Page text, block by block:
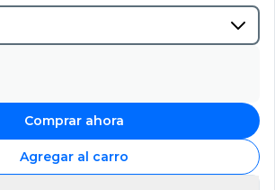
Comprar ahora
Agregar al carro